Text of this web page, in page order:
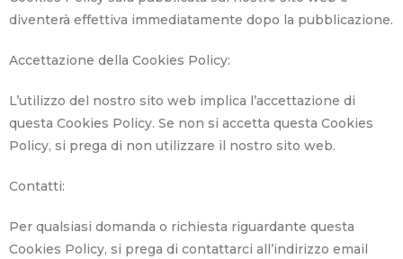
diventerà effettiva immediatamente dopo la pubblicazione.
Accettazione della Cookies Policy:
L’utilizzo del nostro sito web implica l’accettazione di
questa Cookies Policy. Se non si accetta questa Cookies
Policy, si prega di non utilizzare il nostro sito web.
Contatti:
Per qualsiasi domanda o richiesta riguardante questa
Cookies Policy, si prega di contattarci all’indirizzo email